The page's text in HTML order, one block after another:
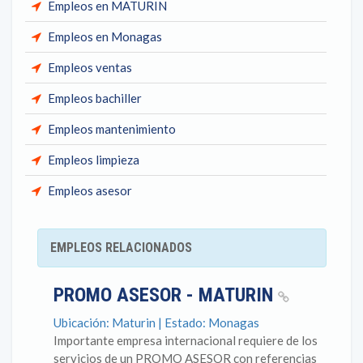
Empleos en MATURIN
Empleos en Monagas
Empleos ventas
Empleos bachiller
Empleos mantenimiento
Empleos limpieza
Empleos asesor
EMPLEOS RELACIONADOS
PROMO ASESOR - MATURIN
Ubicación: Maturin | Estado: Monagas
Importante empresa internacional requiere de los
servicios de un PROMO ASESOR con referencias